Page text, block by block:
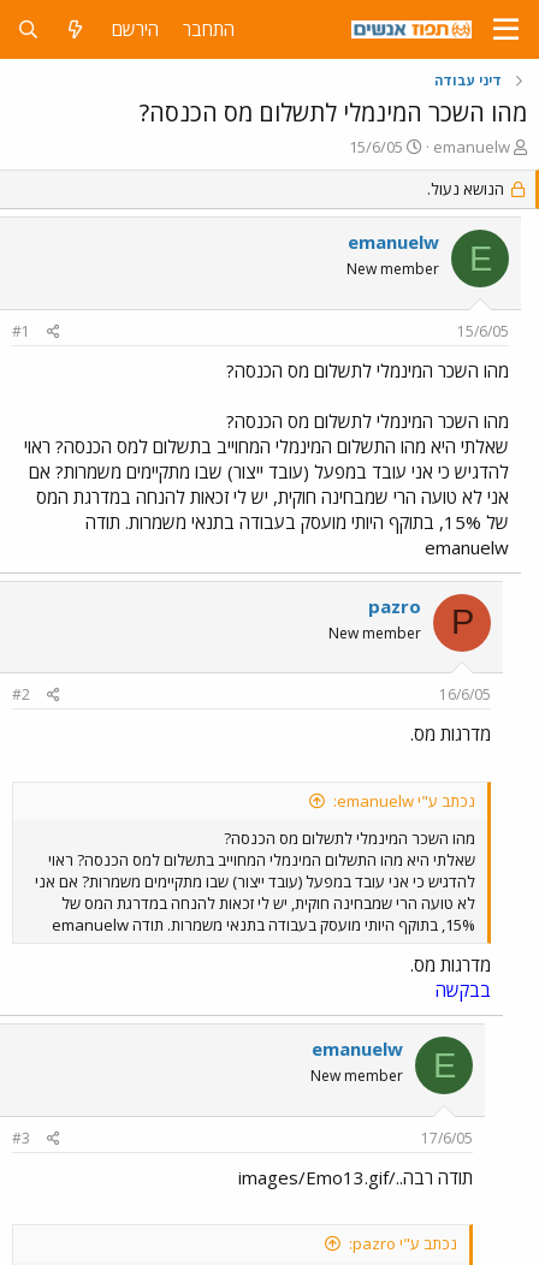
התחבר הירשם
דיני עבודה
מהו השכר המינמלי לתשלום מס הכנסה?
פ
ו
ת
ח
נ
emanuelw
פ
ו
ס
ב
ת
ך
15/6/05
הנושא נעול.
E
emanuelw
New member
15/6/05
#1
מהו השכר המינמלי לתשלום מס הכנסה?
מהו השכר המינמלי לתשלום מס הכנסה?
שאלתי היא מהו התשלום המינמלי המחוייב בתשלום למס הכנסה? ראוי
להדגיש כי אני עובד במפעל (עובד ייצור) שבו מתקיימים משמרות? אם
אני לא טועה הרי שמבחינה חוקית, יש לי זכאות להנחה במדרגת המס
של 15%, בתוקף היותי מועסק בעבודה בתנאי משמרות. תודה
emanuelw
P
pazro
New member
16/6/05
#2
מדרגות מס.
נכתב ע"י emanuelw:
מהו השכר המינמלי לתשלום מס הכנסה?
שאלתי היא מהו התשלום המינמלי המחוייב בתשלום למס הכנסה? ראוי
להדגיש כי אני עובד במפעל (עובד ייצור) שבו מתקיימים משמרות? אם אני
לא טועה הרי שמבחינה חוקית, יש לי זכאות להנחה במדרגת המס של
15%, בתוקף היותי מועסק בעבודה בתנאי משמרות. תודה emanuelw
מדרגות מס.
בבקשה
E
emanuelw
New member
17/6/05
#3
תודה רבה../images/Emo13.gif
נכתב ע"י pazro: